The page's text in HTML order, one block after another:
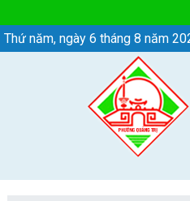
Thứ năm, ngày 6 tháng 8 năm